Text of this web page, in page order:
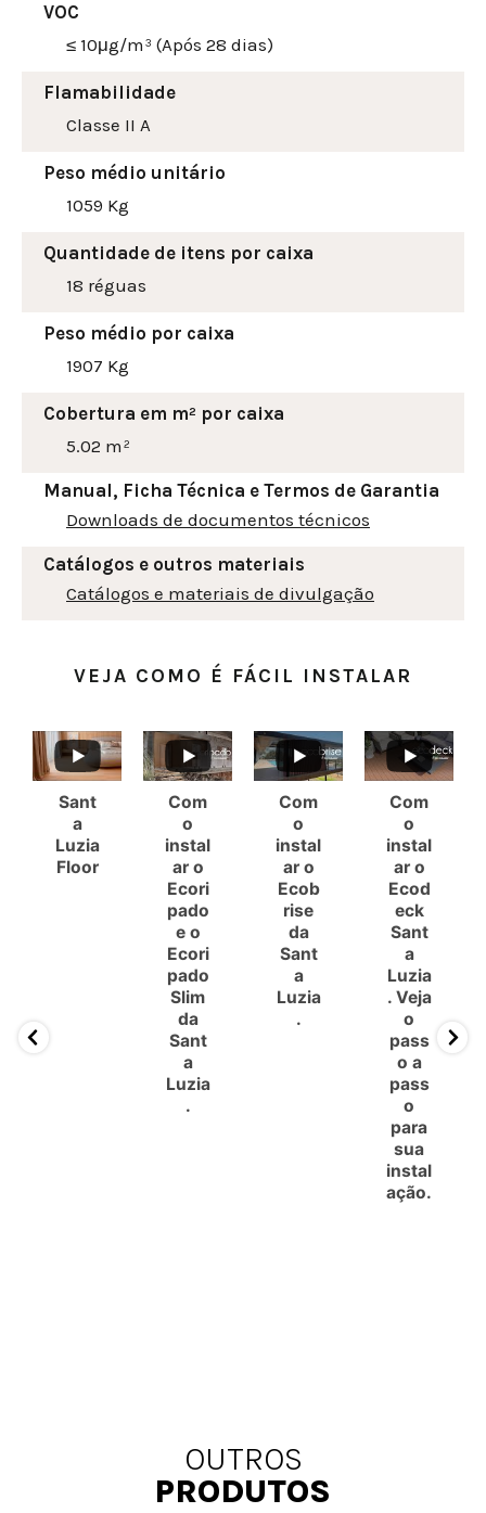
VOC
≤ 10μg/m³ (Após 28 dias)
Flamabilidade
Classe II A
Peso médio unitário
1059 Kg
Quantidade de itens por caixa
18 réguas
Peso médio por caixa
1907 Kg
Cobertura em m² por caixa
5.02 m²
Manual, Ficha Técnica e Termos de Garantia
Downloads de documentos técnicos
Catálogos e outros materiais
Catálogos e materiais de divulgação
VEJA COMO É FÁCIL INSTALAR
Sant
a
Luzia
Floor
Com
o
instal
ar o
Ecori
pado
e o
Ecori
pado
Slim
da
Sant
a
Luzia
.
Com
o
instal
ar o
Ecob
rise
da
Sant
a
Luzia
.
Com
o
instal
ar o
Ecod
eck
Sant
a
Luzia
. Veja
o
pass
o a
pass
o
para
sua
instal
ação.
OUTROS
PRODUTOS